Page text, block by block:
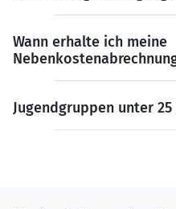
Wann erhalte ich meine
Jugendgruppen unter 25